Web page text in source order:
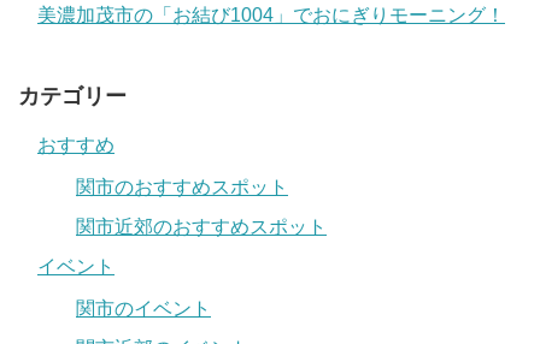
美濃加茂市の「お結び1004」でおにぎりモーニング！
カテゴリー
おすすめ
関市のおすすめスポット
関市近郊のおすすめスポット
イベント
関市のイベント